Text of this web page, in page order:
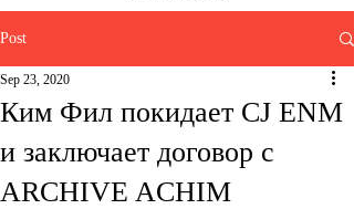
Post
Ким Фил покидает CJ ENM
и заключает договор с
ARCHIVE ACHIM
Sep 23, 2020